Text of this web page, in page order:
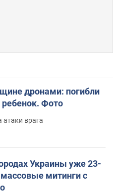
дронами: погибли
ребенок. Фото
атаки врага
Украины уже 23-
митинги с